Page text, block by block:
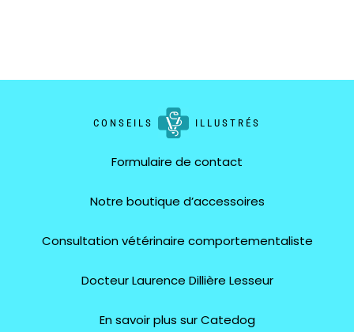
CONSEILS ILLUSTRÉS
Formulaire de contact
Notre boutique d’accessoires
Consultation vétérinaire comportementaliste
Docteur Laurence Dillière Lesseur
En savoir plus sur Catedog